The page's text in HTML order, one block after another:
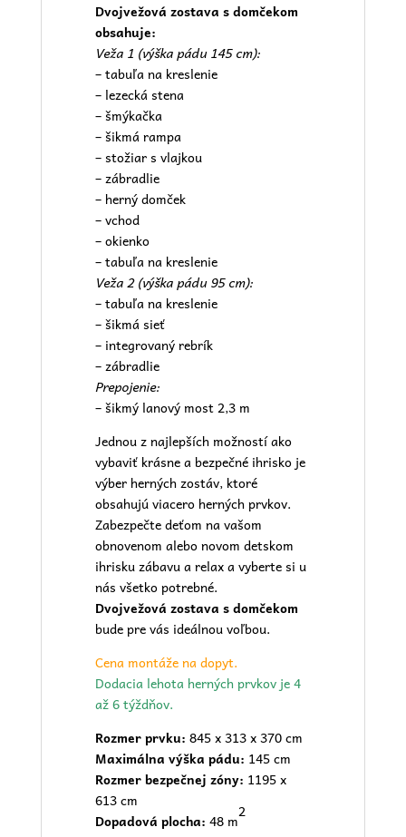
Dvojvežová zostava s domčekom
obsahuje:
Veža 1 (výška pádu 145 cm):
– tabuľa na kreslenie
– lezecká stena
– šmýkačka
– šikmá rampa
– stožiar s vlajkou
– zábradlie
– herný domček
– vchod
– okienko
– tabuľa na kreslenie
Veža 2 (výška pádu 95 cm):
– tabuľa na kreslenie
– šikmá sieť
– integrovaný rebrík
– zábradlie
Prepojenie:
– šikmý lanový most 2,3 m
Jednou z najlepších možností ako
vybaviť krásne a bezpečné ihrisko je
výber herných zostáv, ktoré
obsahujú viacero herných prvkov.
Zabezpečte deťom na vašom
obnovenom alebo novomdetskom
ihriskuzábavu a relax a vyberte si u
nás všetko potrebné.
Dvojvežová zostava s domčekom
bude pre vás ideálnou voľbou.
Cena montáže na dopyt.
Dodacia lehota herných prvkov je 4
až 6 týždňov.
Rozmer prvku: 845 x 313 x 370 cm
Maximálna výška pádu: 145 cm
Rozmer bezpečnej zóny: 1195 x
613 cm
Dopadová plocha:48 m
2